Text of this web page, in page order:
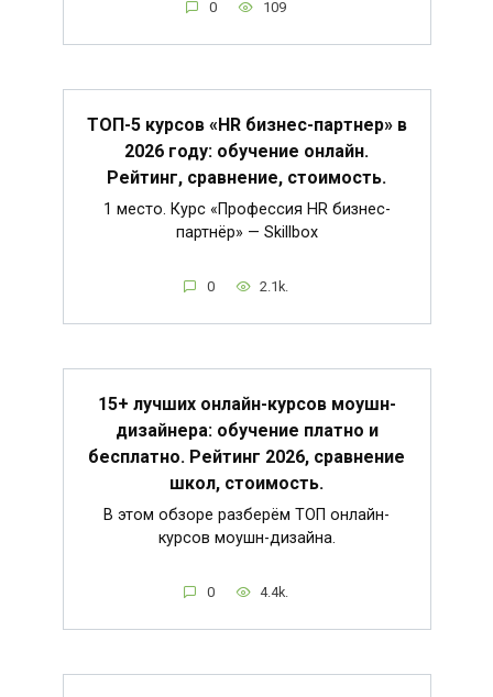
0 109
ТОП-5 курсов «HR бизнес-партнер» в
2026 году: обучение онлайн.
Рейтинг, сравнение, стоимость.
1 место. Курс «Профессия HR бизнес-
партнёр» — Skillbox
0 2.1k.
15+ лучших онлайн-курсов моушн-
дизайнера: обучение платно и
бесплатно. Рейтинг 2026, сравнение
школ, стоимость.
В этом обзоре разберём ТОП онлайн-
курсов моушн-дизайна.
0 4.4k.